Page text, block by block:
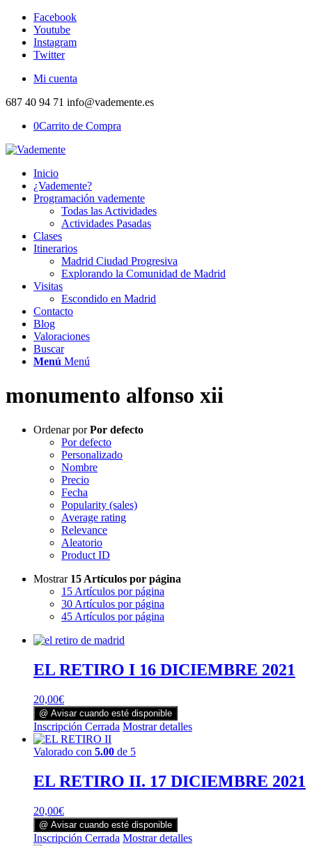
Facebook
Youtube
Instagram
Twitter
Mi cuenta
687 40 94 71 info@vademente.es
0Carrito de Compra
Inicio
¿Vademente?
Programación vademente
Todas las Actividades
Actividades Pasadas
Clases
Itinerarios
Madrid Ciudad Progresiva
Explorando la Comunidad de Madrid
Visitas
Escondido en Madrid
Contacto
Blog
Valoraciones
Buscar
Menú Menú
monumento alfonso xii
Ordenar porPor defecto
Por defecto
Personalizado
Nombre
Precio
Fecha
Popularity (sales)
Average rating
Relevance
Aleatorio
Product ID
Mostrar 15 Artículos por página
15 Artículos por página
30 Artículos por página
45 Artículos por página
EL RETIRO I 16 DICIEMBRE 2021
20,00€
@ Avisar cuando esté disponible
Inscripción Cerrada Mostrar detalles
Valorado con 5.00 de 5
EL RETIRO II. 17 DICIEMBRE 2021
20,00€
@ Avisar cuando esté disponible
Inscripción Cerrada Mostrar detalles